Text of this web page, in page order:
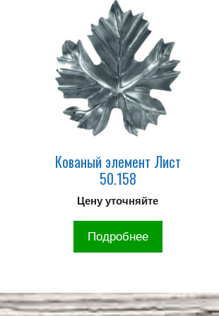
Кованый элемент Лист
50.158
Цену уточняйте
Подробнее